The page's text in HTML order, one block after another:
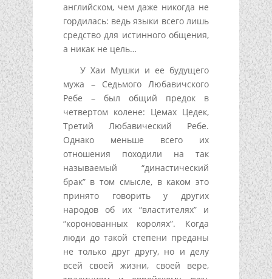
английском, чем даже никогда не
гордилась: ведь языки всего лишь
средство для истинного общения,
а никак не цель…
У Хаи Мушки и ее будущего
мужа – Седьмого Любавичского
Ребе – был общий предок в
четвертом колене: Цемах Цедек,
Третий Любавический Ребе.
Однако меньше всего их
отношения походили на так
называемый “династический
брак” в том смысле, в каком это
принято говорить у других
народов об их “властителях” и
“коронованных королях”. Когда
люди до такой степени преданы
не только друг другу, но и делу
всей своей жизни, своей вере,